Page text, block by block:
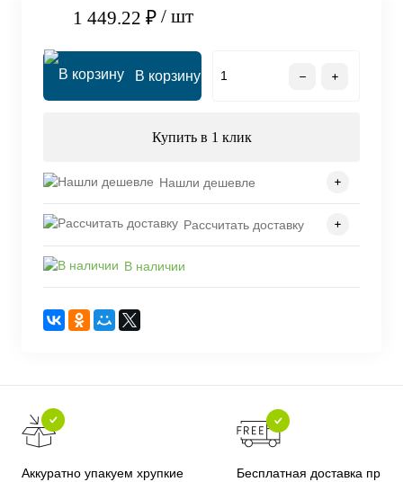
1 449.22 ₽ / шт
В корзину
Купить в 1 клик
Нашли дешевле
Рассчитать доставку
В наличии
Аккуратно упакуем хрупкие
Бесплатная доставка при